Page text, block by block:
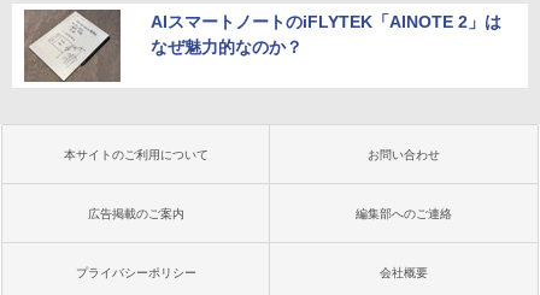
AIスマートノートのiFLYTEK「AINOTE 2」は
なぜ魅力的なのか？
本サイトのご利用について お問い合わせ
広告掲載のご案内 編集部へのご連絡
プライバシーポリシー 会社概要